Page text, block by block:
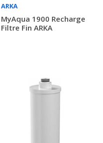
ARKA
MyAqua 1900 Recharge
Filtre Fin ARKA